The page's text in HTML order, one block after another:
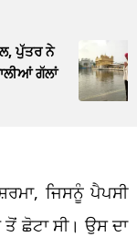
ਪੁੱਤਰ ਨੇ
ਗੱਲਾਂ
ਜਿਸਨੂੰ ਪੈਪਸੀ
ਤੋਂ ਛੋਟਾ ਸੀ। ਉਸ ਦਾ